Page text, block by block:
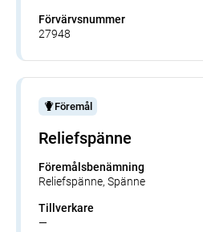
Förvärvsnummer
27948
Föremål
Reliefspänne
Föremålsbenämning
Reliefspänne, Spänne
Tillverkare
—